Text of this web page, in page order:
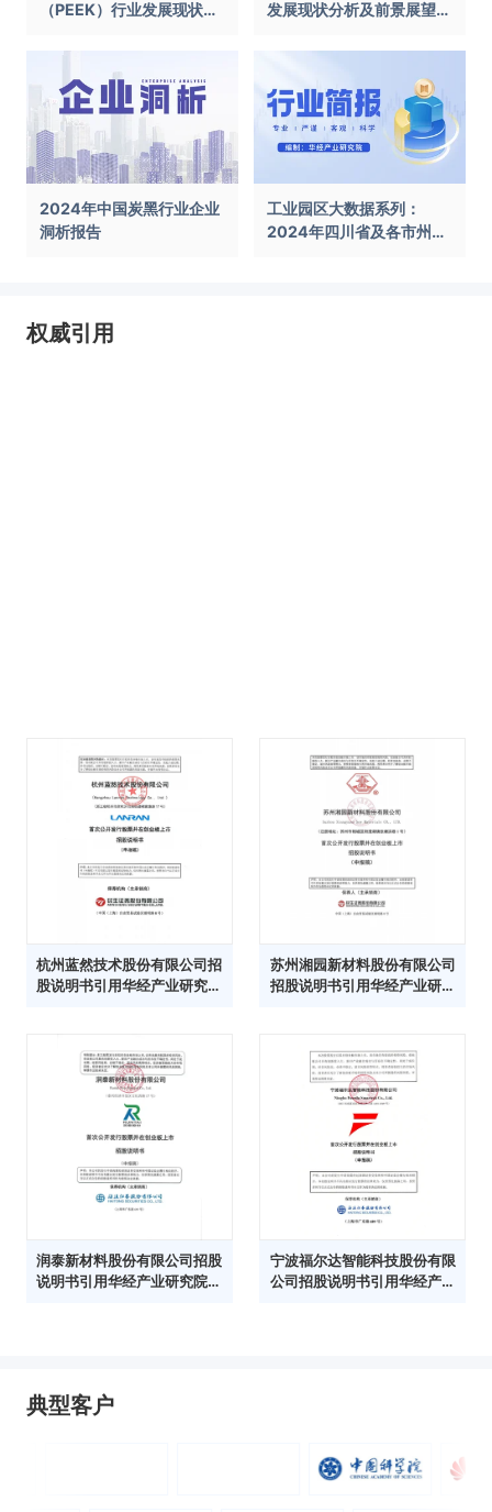
（PEEK）行业发展现状及
发展现状分析及前景展望报
2024年中国炭黑行业企业
洞析报告
工业园区大数据系列：
2024年四川省及各市州工
权威引用
杭州蓝然技术股份有限公司招
股说明书引用华经产业研究院
苏州湘园新材料股份有限公司
招股说明书引用华经产业研究
润泰新材料股份有限公司招股
说明书引用华经产业研究院数
宁波福尔达智能科技股份有限
公司招股说明书引用华经产业
典型客户